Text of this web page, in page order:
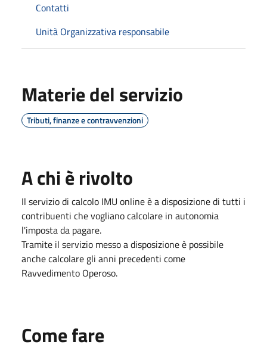
Contatti
Unità Organizzativa responsabile
Materie del servizio
Tributi, finanze e contravvenzioni
A chi è rivolto
Il servizio di calcolo IMU online è a disposizione di tutti i
contribuenti che vogliano calcolare in autonomia
l'imposta da pagare.
Tramite il servizio messo a disposizione è possibile
anche calcolare gli anni precedenti come
Ravvedimento Operoso.
Come fare